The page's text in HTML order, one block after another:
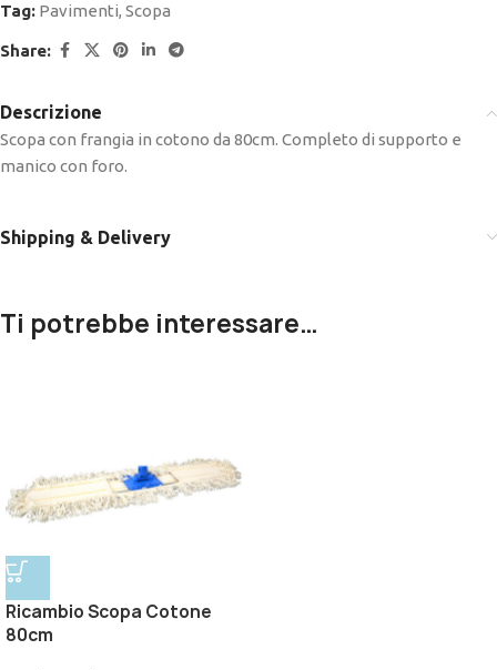
Tag: Pavimenti, Scopa
Share:
Descrizione
Scopa con frangia in cotono da 80cm. Completo di supporto e
manico con foro.
Shipping & Delivery
Ti potrebbe interessare…
Ricambio Scopa Cotone
80cm